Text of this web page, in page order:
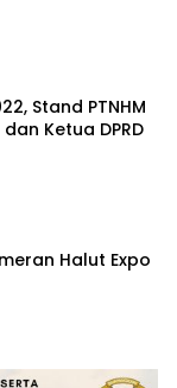
Stand PTNHM
Ketua DPRD
Halut Expo